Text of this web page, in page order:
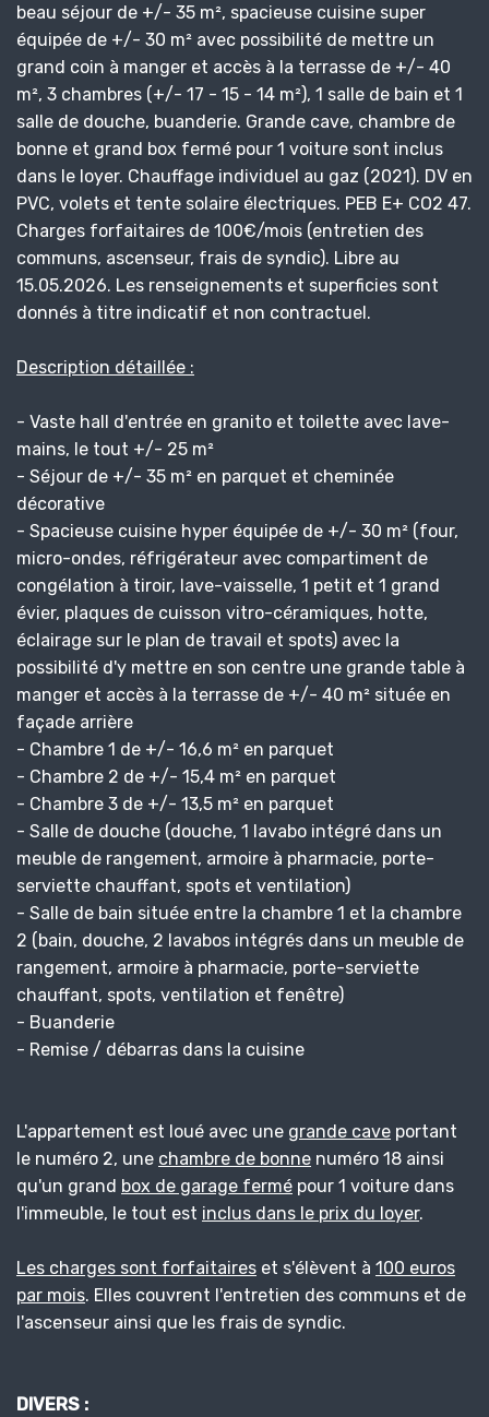
beau séjour de +/- 35 m², spacieuse cuisine super
équipée de +/- 30 m² avec possibilité de mettre un
grand coin à manger et accès à la terrasse de +/- 40
m², 3 chambres (+/- 17 - 15 - 14 m²), 1 salle de bain et 1
salle de douche, buanderie. Grande cave, chambre de
bonne et grand box fermé pour 1 voiture sont inclus
dans le loyer. Chauffage individuel au gaz (2021). DV en
PVC, volets et tente solaire électriques. PEB E+ CO2 47.
Charges forfaitaires de 100€/mois (entretien des
communs, ascenseur, frais de syndic). Libre au
15.05.2026. Les renseignements et superficies sont
donnés à titre indicatif et non contractuel.
Description détaillée :
- Vaste hall d'entrée en granito et toilette avec lave-
mains, le tout +/- 25 m²
- Séjour de +/- 35 m² en parquet et cheminée
décorative
- Spacieuse cuisine hyper équipée de +/- 30 m² (four,
micro-ondes, réfrigérateur avec compartiment de
congélation à tiroir, lave-vaisselle, 1 petit et 1 grand
évier, plaques de cuisson vitro-céramiques, hotte,
éclairage sur le plan de travail et spots) avec la
possibilité d'y mettre en son centre une grande table à
manger et accès à la terrasse de +/- 40 m² située en
façade arrière
- Chambre 1 de +/- 16,6 m² en parquet
- Chambre 2 de +/- 15,4 m² en parquet
- Chambre 3 de +/- 13,5 m² en parquet
- Salle de douche (douche, 1 lavabo intégré dans un
meuble de rangement, armoire à pharmacie, porte-
serviette chauffant, spots et ventilation)
- Salle de bain située entre la chambre 1 et la chambre
2 (bain, douche, 2 lavabos intégrés dans un meuble de
rangement, armoire à pharmacie, porte-serviette
chauffant, spots, ventilation et fenêtre)
- Buanderie
- Remise / débarras dans la cuisine
L'appartement est loué avec une grande cave portant
le numéro 2, une chambre de bonne numéro 18 ainsi
qu'un grand box de garage fermé pour 1 voiture dans
l'immeuble, le tout est inclus dans le prix du loyer.
Les charges sont forfaitaires et s'élèvent à 100 euros
par mois. Elles couvrent l'entretien des communs et de
l'ascenseur ainsi que les frais de syndic.
DIVERS :